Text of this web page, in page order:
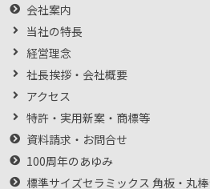
会社案内
当社の特長
経営理念
社長挨拶・会社概要
アクセス
特許・実用新案・商標等
資料請求・お問合せ
100周年のあゆみ
標準サイズセラミックス 角板・丸